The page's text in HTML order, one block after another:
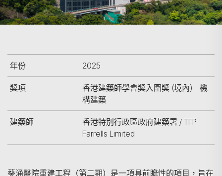
年份 2025
獎項
香港建築師學會獎入圍獎 (境內) - 機
構建築
建築師
香港特別行政區政府建築署 / TFP
Farrells Limited
葵涌醫院重建工程（第二期）是一項具前瞻性的項目，旨在